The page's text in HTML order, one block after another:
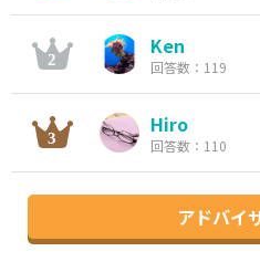
Ken
回答数：119
Hiro
回答数：110
アドバイ